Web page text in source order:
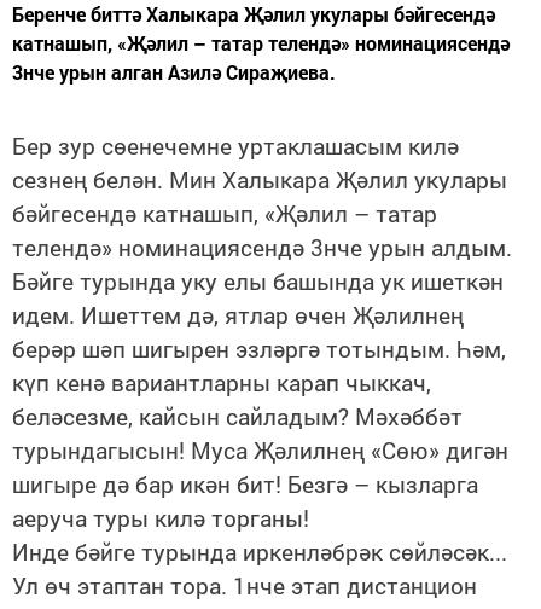
Беренче биттә Халыкара Җәлил укулары бәйгесендә
катнашып, «Җәлил – татар телендә» номинациясендә
3нче урын алган Азилә Сираҗиева.
Бер зур сөенечемне уртаклашасым килә
сезнең белән. Мин Халыкара Җәлил укулары
бәйгесендә катнашып, «Җәлил – татар
телендә» номинациясендә 3нче урын алдым.
Бәйге турында уку елы башында ук ишеткән
идем. Ишеттем дә, ятлар өчен Җәлилнең
берәр шәп шигырен эзләргә тотындым. Һәм,
күп кенә вариантларны карап чыккач,
беләсезме, кайсын сайладым? Мәхәббәт
турындагысын! Муса Җәлилнең «Сөю» дигән
шигыре дә бар икән бит! Безгә – кызларга
аеруча туры килә торганы!
Инде бәйге турында иркенләбрәк сөйләсәк...
Ул өч этаптан тора. 1нче этап дистанцион